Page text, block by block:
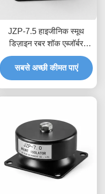
JZP-7.5 हाइजीनिक स्मूथ
डिज़ाइन रबर शॉक एब्जॉर्बर
आसान वॉशडाउन प्रोग्रेसिव
कुशनिंग के साथ
सबसे अच्छी कीमत पाएं